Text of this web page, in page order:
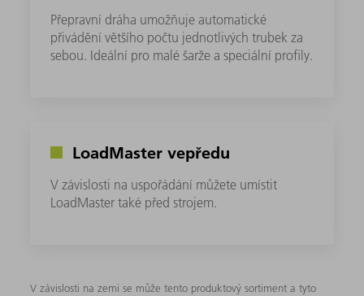
Přepravní dráha umožňuje automatické
přivádění většího počtu jednotlivých trubek za
sebou. Ideální pro malé šarže a speciální profily.
LoadMaster vepředu
V závislosti na uspořádání můžete umístit
LoadMaster také před strojem.
V závislosti na zemi se může tento produktový sortiment a tyto